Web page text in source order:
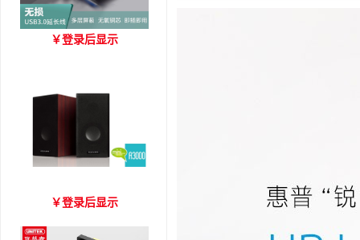
优越者Y-C479国标无氧铜
￥登录后显示
爱琴海 A3000 木质音箱
￥登录后显示